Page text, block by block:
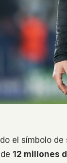
el símbolo
12 millones